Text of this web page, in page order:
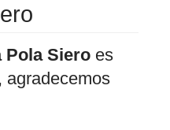
Pola Siero es
agradecemos